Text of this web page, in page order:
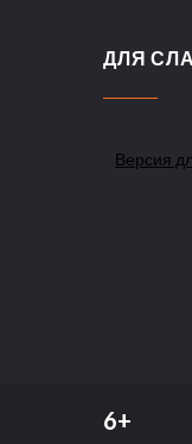
ДЛЯ
Версия
6+